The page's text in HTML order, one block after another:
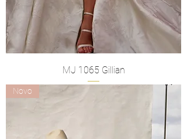
MJ 1065 Gillian
Novo